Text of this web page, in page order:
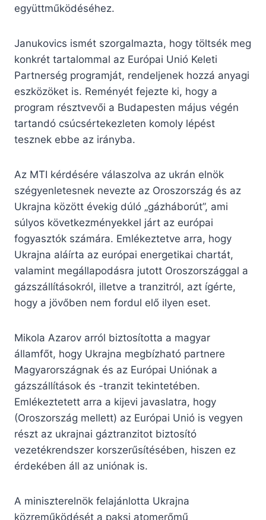
együttműködéséhez.
Janukovics ismét szorgalmazta, hogy töltsék meg
konkrét tartalommal az Európai Unió Keleti
Partnerség programját, rendeljenek hozzá anyagi
eszközöket is. Reményét fejezte ki, hogy a
program résztvevői a Budapesten május végén
tartandó csúcsértekezleten komoly lépést
tesznek ebbe az irányba.
Az MTI kérdésére válaszolva az ukrán elnök
szégyenletesnek nevezte az Oroszország és az
Ukrajna között évekig dúló „gázháborút”, ami
súlyos következményekkel járt az európai
fogyasztók számára. Emlékeztetve arra, hogy
Ukrajna aláírta az európai energetikai chartát,
valamint megállapodásra jutott Oroszországgal a
gázszállításokról, illetve a tranzitról, azt ígérte,
hogy a jövőben nem fordul elő ilyen eset.
Mikola Azarov arról biztosította a magyar
államfőt, hogy Ukrajna megbízható partnere
Magyarországnak és az Európai Uniónak a
gázszállítások és -tranzit tekintetében.
Emlékeztetett arra a kijevi javaslatra, hogy
(Oroszország mellett) az Európai Unió is vegyen
részt az ukrajnai gáztranzitot biztosító
vezetékrendszer korszerűsítésében, hiszen ez
érdekében áll az uniónak is.
A miniszterelnök felajánlotta Ukrajna
közreműködését a paksi atomerőmű